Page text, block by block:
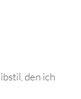
den ich